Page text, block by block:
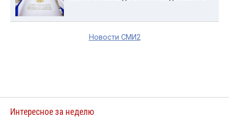
Новости СМИ2
Интересное за неделю